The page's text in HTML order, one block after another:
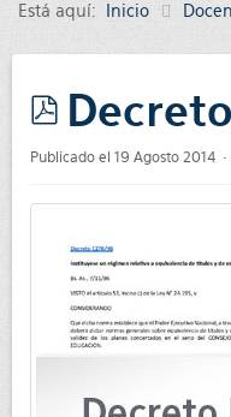
Está aquí: Inicio
Publicado el 19 Agosto 2014